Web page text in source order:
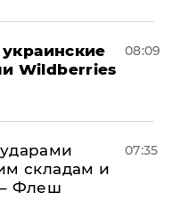
Wildberries
08:09
складам и
Флеш
07:35